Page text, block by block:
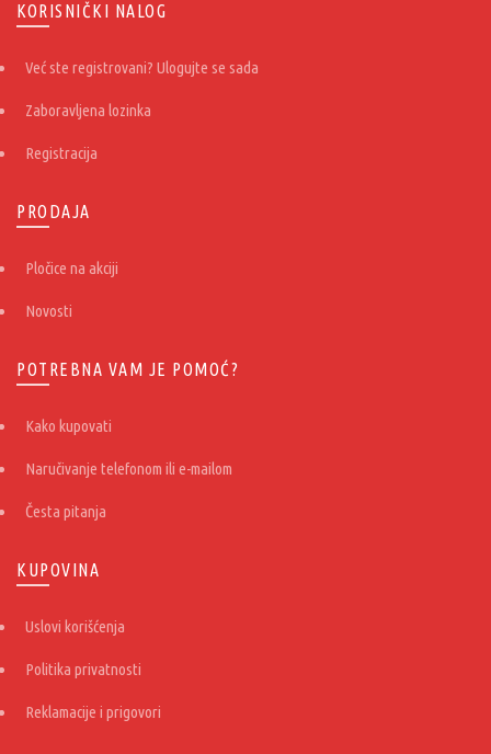
KORISNIČKI NALOG
Već ste registrovani? Ulogujte se sada
Zaboravljena lozinka
Registracija
PRODAJA
Pločice na akciji
Novosti
POTREBNA VAM JE POMOĆ?
Kako kupovati
Naručivanje telefonom ili e-mailom
Česta pitanja
KUPOVINA
Uslovi korišćenja
Politika privatnosti
Reklamacije i prigovori